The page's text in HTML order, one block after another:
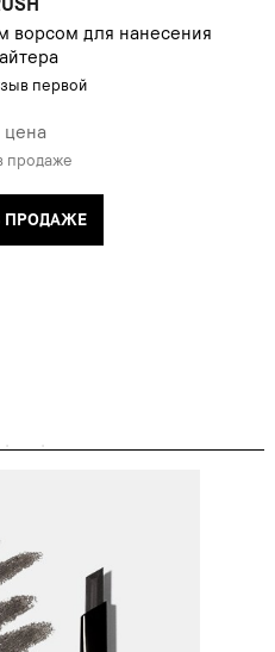
ворсом для нанесения
первой
цена
продаже
ПРОДАЖЕ